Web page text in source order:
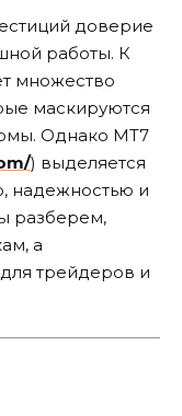
доверие
работы. К
множество
маскируются
Однако MT7
) выделяется
надежностью и
разберем,
а
трейдеров и